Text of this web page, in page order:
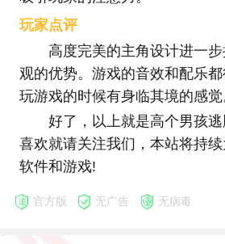
玩家点评
高度完美的主角设计进一
观的优势。游戏的音效和配乐
玩游戏的时候有身临其境的感觉
好了，以上就是高个男孩逃
喜欢就请关注我们，本站将持
软件和游戏!
官方版 无广告 无病毒